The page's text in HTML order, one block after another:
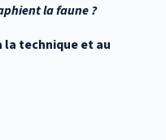
la faune ?
la technique et au